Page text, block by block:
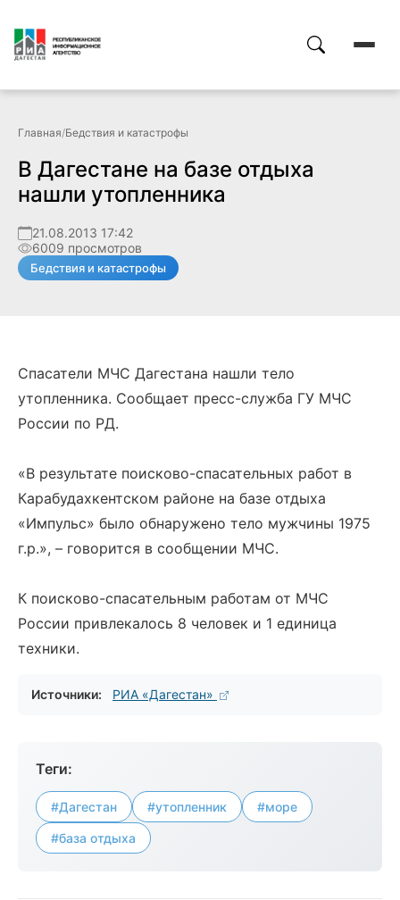
Главная/Бедствия и катастрофы
В Дагестане на базе отдыха
нашли утопленника
21.08.2013 17:42
6009 просмотров
Бедствия и катастрофы
Спасатели МЧС Дагестана нашли тело
утопленника. Сообщает пресс-служба ГУ МЧС
России по РД.
«В результате поисково-спасательных работ в
Карабудахкентском районе на базе отдыха
«Импульс» было обнаружено тело мужчины 1975
г.р.», – говорится в сообщении МЧС.
К поисково-спасательным работам от МЧС
России привлекалось 8 человек и 1 единица
техники.
Источники: РИА «Дагестан»
Теги:
#Дагестан #утопленник #море
#база отдыха